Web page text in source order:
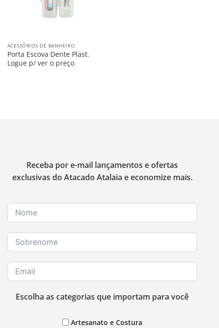
ACESSÓRIOS DE BANHEIRO
Porta Escova Dente Plast.
Logue p/ ver o preço
Receba por e-mail lançamentos e ofertas
exclusivas do Atacado Atalaia e economize mais.
Escolha as categorias que importam para você
Artesanato e Costura